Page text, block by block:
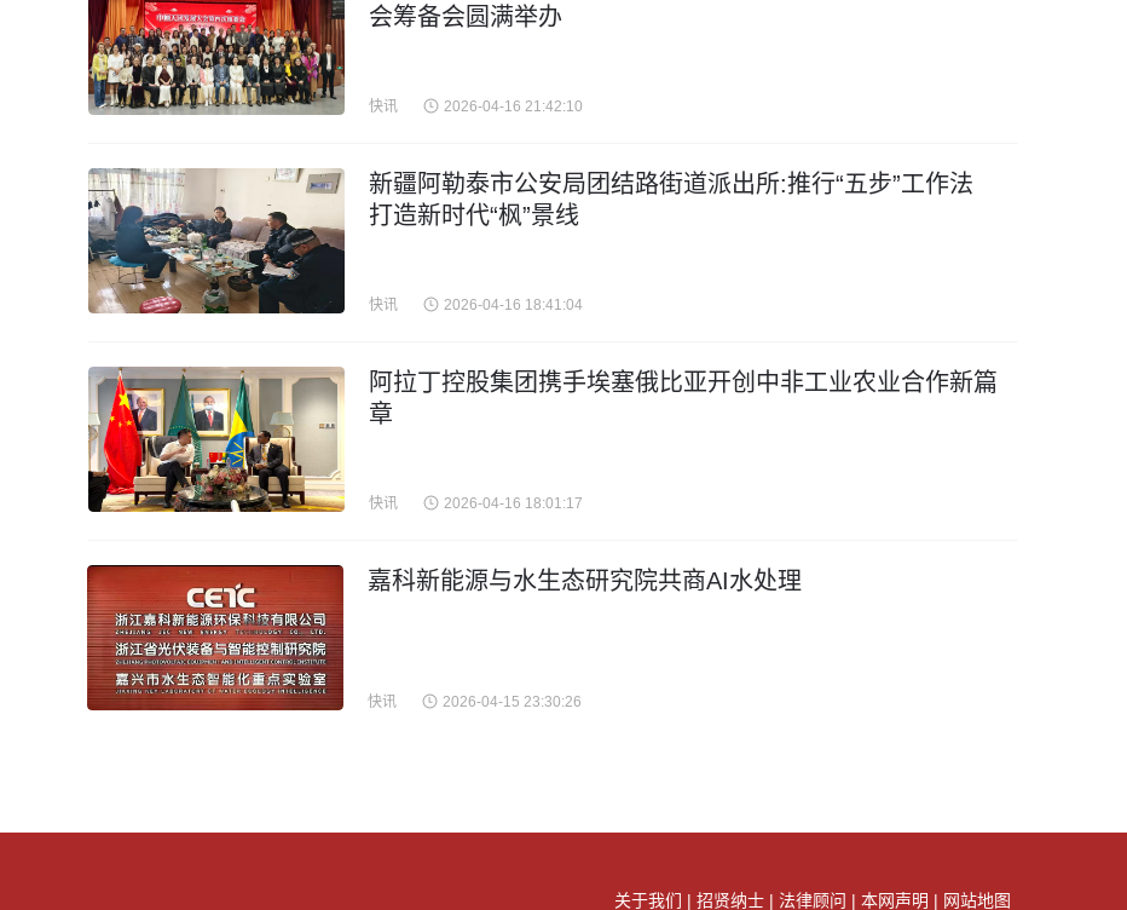
会筹备会圆满举办
快讯 2026-04-16 21:42:10
新疆阿勒泰市公安局团结路街道派出所:推行“五步”工作法
打造新时代“枫”景线
快讯 2026-04-16 18:41:04
阿拉丁控股集团携手埃塞俄比亚开创中非工业农业合作新篇
章
快讯 2026-04-16 18:01:17
嘉科新能源与水生态研究院共商AI水处理
快讯 2026-04-15 23:30:26
关于我们 | 招贤纳士 | 法律顾问 | 本网声明 | 网站地图